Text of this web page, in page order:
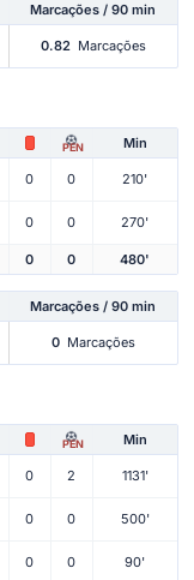
Marcações / 90 min
0.82 Marcações
PEN Min
0 0 210'
0 0 270'
0 0 480'
Marcações / 90 min
0 Marcações
PEN Min
0 2 1131'
0 0 500'
0 0 90'